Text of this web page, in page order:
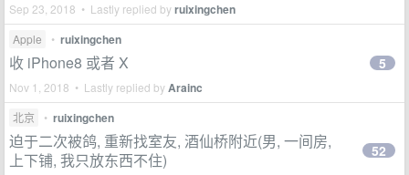
Sep 23, 2018 • Lastly replied byruixingchen
Apple • ruixingchen
收 iPhone8 或者 X
Nov 1, 2018 • Lastly replied byArainc
5
北京 • ruixingchen
迫于二次被鸽, 重新找室友, 酒仙桥附近(男, 一间房,
上下铺, 我只放东西不住)
52